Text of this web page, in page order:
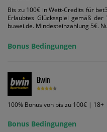
Bis zu 100€ in Wett-Credits für
Erlaubtes Glücksspiel gemäß
buwei.de. Mindesteinzahlung 5€.
ein und wir geben Ihnen die
Wett-Credits, wenn Sie
Wett-Credits aus. Es gelten die
Code VIPANGEBOT kann
ändert dies den Angebotsbetrag in
Bonus Bedingungen
Bwin
100% Bonus von bis zu 100€ |
Bonus Bedingungen